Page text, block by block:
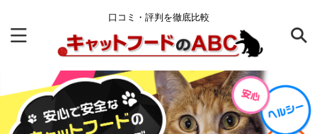
口コミ・評判を徹底比較